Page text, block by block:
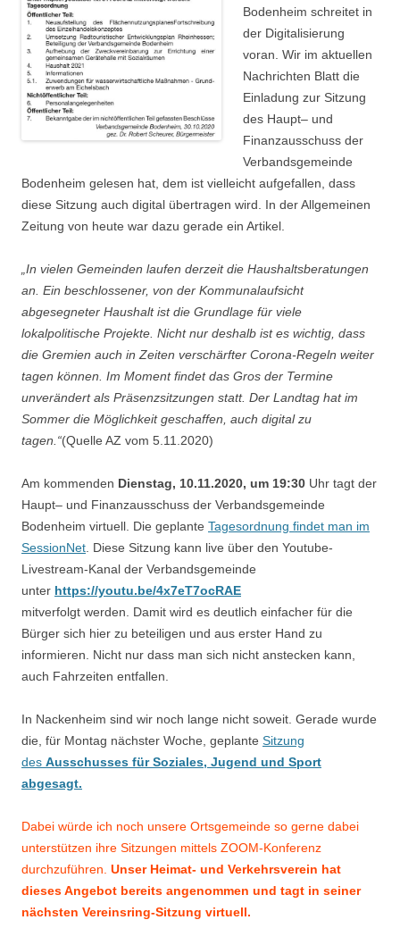
Bodenheim schreitet in
der Digitalisierung
voran. Wir im aktuellen
Nachrichten Blatt die
Einladung zur Sitzung
des Haupt– und
Finanzausschuss der
Verbandsgemeinde
Bodenheim gelesen hat, dem ist vielleicht aufgefallen, dass
diese Sitzung auch digital übertragen wird. In der Allgemeinen
Zeitung von heute war dazu gerade ein Artikel.
„In vielen Gemeinden laufen derzeit die Haushaltsberatungen
an. Ein beschlossener, von der Kommunalaufsicht
abgesegneter Haushalt ist die Grundlage für viele
lokalpolitische Projekte. Nicht nur deshalb ist es wichtig, dass
die Gremien auch in Zeiten verschärfter Corona-Regeln weiter
tagen können. Im Moment findet das Gros der Termine
unverändert als Präsenzsitzungen statt. Der Landtag hat im
Sommer die Möglichkeit geschaffen, auch digital zu
tagen.“(Quelle AZ vom 5.11.2020)
Am kommenden Dienstag, 10.11.2020, um 19:30 Uhr tagt der
Haupt– und Finanzausschuss der Verbandsgemeinde
Bodenheim virtuell. Die geplante Tagesordnung findet man im
SessionNet . Diese Sitzung kann live über den Youtube-
Livestream-Kanal der Verbandsgemeinde
unter https://youtu.be/4x7eT7ocRAE
mitverfolgt werden. Damit wird es deutlich einfacher für die
Bürger sich hier zu beteiligen und aus erster Hand zu
informieren. Nicht nur dass man sich nicht anstecken kann,
auch Fahrzeiten entfallen.
In Nackenheim sind wir noch lange nicht soweit. Gerade wurde
die, für Montag nächster Woche, geplante Sitzung
des Ausschusses für Soziales, Jugend und Sport
abgesagt.
Dabei würde ich noch unsere Ortsgemeinde so gerne dabei
unterstützen ihre Sitzungen mittels ZOOM-Konferenz
durchzuführen. Unser Heimat- und Verkehrsverein hat
dieses Angebot bereits angenommen und tagt in seiner
nächsten Vereinsring-Sitzung virtuell.